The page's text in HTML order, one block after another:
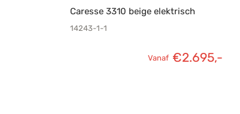
Caresse 3310 beige elektrisch
14243-1-1
Vanaf €2.695,-